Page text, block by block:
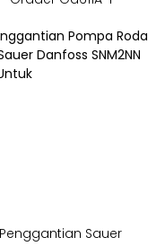
Penggantian Sauer